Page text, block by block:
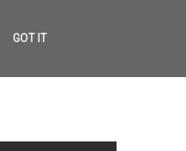
Κυψέλη: Στην Ευελπίδων ο 26χρονος
GOT IT